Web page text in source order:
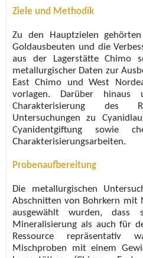
Ziele und Methodik
Zu den Hauptzielen
Goldausbeuten und die
aus der Lagerstätte Chimo
metallurgischer Daten zur
East Chimo und West
vorlagen. Darüber hinaus
Charakterisierung des
Untersuchungen zu
Cyanidentgiftung sowie
Charakterisierungsarbeiten.
Probenaufbereitung
Die metallurgischen
Abschnitten von Bohrkern mit
ausgewählt wurden,
Mineralisierung als auch für
Ressource repräsentativ
Mischproben mit einem